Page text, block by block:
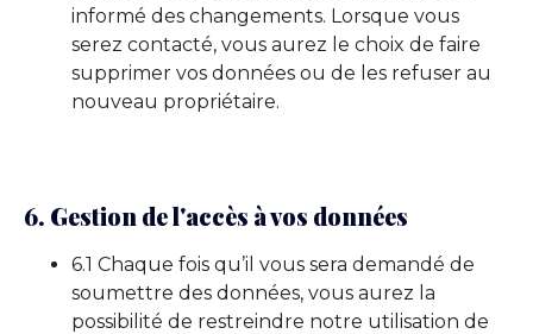
informé des changements. Lorsque vous
serez contacté, vous aurez le choix de faire
supprimer vos données ou de les refuser au
nouveau propriétaire.
6. Gestion de l'accès à vos données
6.1 Chaque fois qu’il vous sera demandé de
soumettre des données, vous aurez la
possibilité de restreindre notre utilisation de